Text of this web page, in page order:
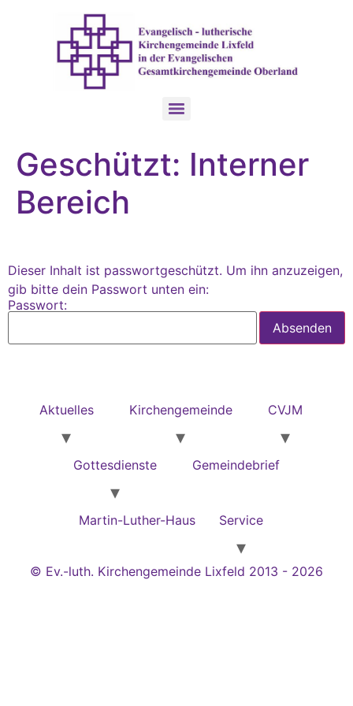
Geschützt: Interner
Bereich
Dieser Inhalt ist passwortgeschützt. Um ihn anzuzeigen,
gib bitte dein Passwort unten ein:
Passwort:
Aktuelles Kirchengemeinde CVJM
Gottesdienste Gemeindebrief
Martin-Luther-Haus Service
© Ev.-luth. Kirchengemeinde Lixfeld 2013 - 2026